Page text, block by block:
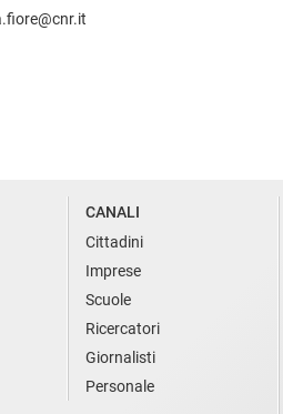
CANALI
Cittadini
Imprese
Scuole
Ricercatori
Giornalisti
Personale